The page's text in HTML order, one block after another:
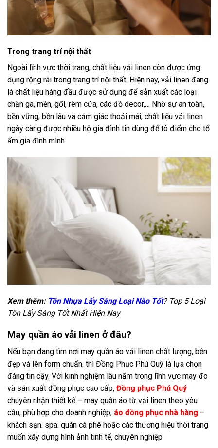
Trong trang trí nội thất
Ngoài lĩnh vực thời trang, chất liệu vải linen còn được ứng
dụng rộng rãi trong trang trí nội thất. Hiện nay, vải linen đang
là chất liệu hàng đầu được sử dụng để sản xuất các loại
chăn ga, mền, gối, rèm cửa, các đồ decor,… Nhờ sự an toàn,
bền vững, bền lâu và cảm giác thoải mái, chất liệu vải linen
ngày càng được nhiều hộ gia đình tin dùng để tô điểm cho tổ
ấm gia đình mình.
Xem thêm: Tôn Nhựa Lấy Sáng Loại Nào Tốt? Top 5 Loại
Tôn Lấy Sáng Tốt Nhất Hiện Nay
May quần áo vải linen ở đâu?
Nếu bạn đang tìm nơi may quần áo vải linen chất lượng, bền
đẹp và lên form chuẩn, thì Đồng Phục Phú Quý là lựa chọn
đáng tin cậy. Với kinh nghiệm lâu năm trong lĩnh vực may đo
và sản xuất đồng phục cao cấp, Đồng phục Phú Quý
chuyên nhận thiết kế – may quần áo từ vải linen theo yêu
cầu, phù hợp cho doanh nghiệp, áo đồng phục nhà hàng –
khách sạn, spa, quán cà phê hoặc các thương hiệu thời trang
muốn xây dựng hình ảnh tinh tế, chuyên nghiệp.